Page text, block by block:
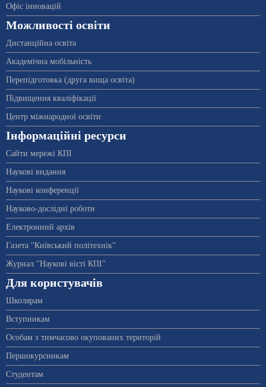
Офіс інновацій
Можливості освіти
Дистанційна освіта
Академічна мобільність
Перепідготовка (друга вища освіта)
Підвищення кваліфікації
Центр міжнародної освіти
Інформаційні ресурси
Сайти мережі КПІ
Наукові видання
Наукові конференції
Науково-дослідні роботи
Електронний архів
Газета "Київський політехнік"
Журнал "Наукові вісті КПІ"
Для користувачів
Школярам
Вступникам
Особам з тимчасово окупованих територій
Першокурсникам
Студентам